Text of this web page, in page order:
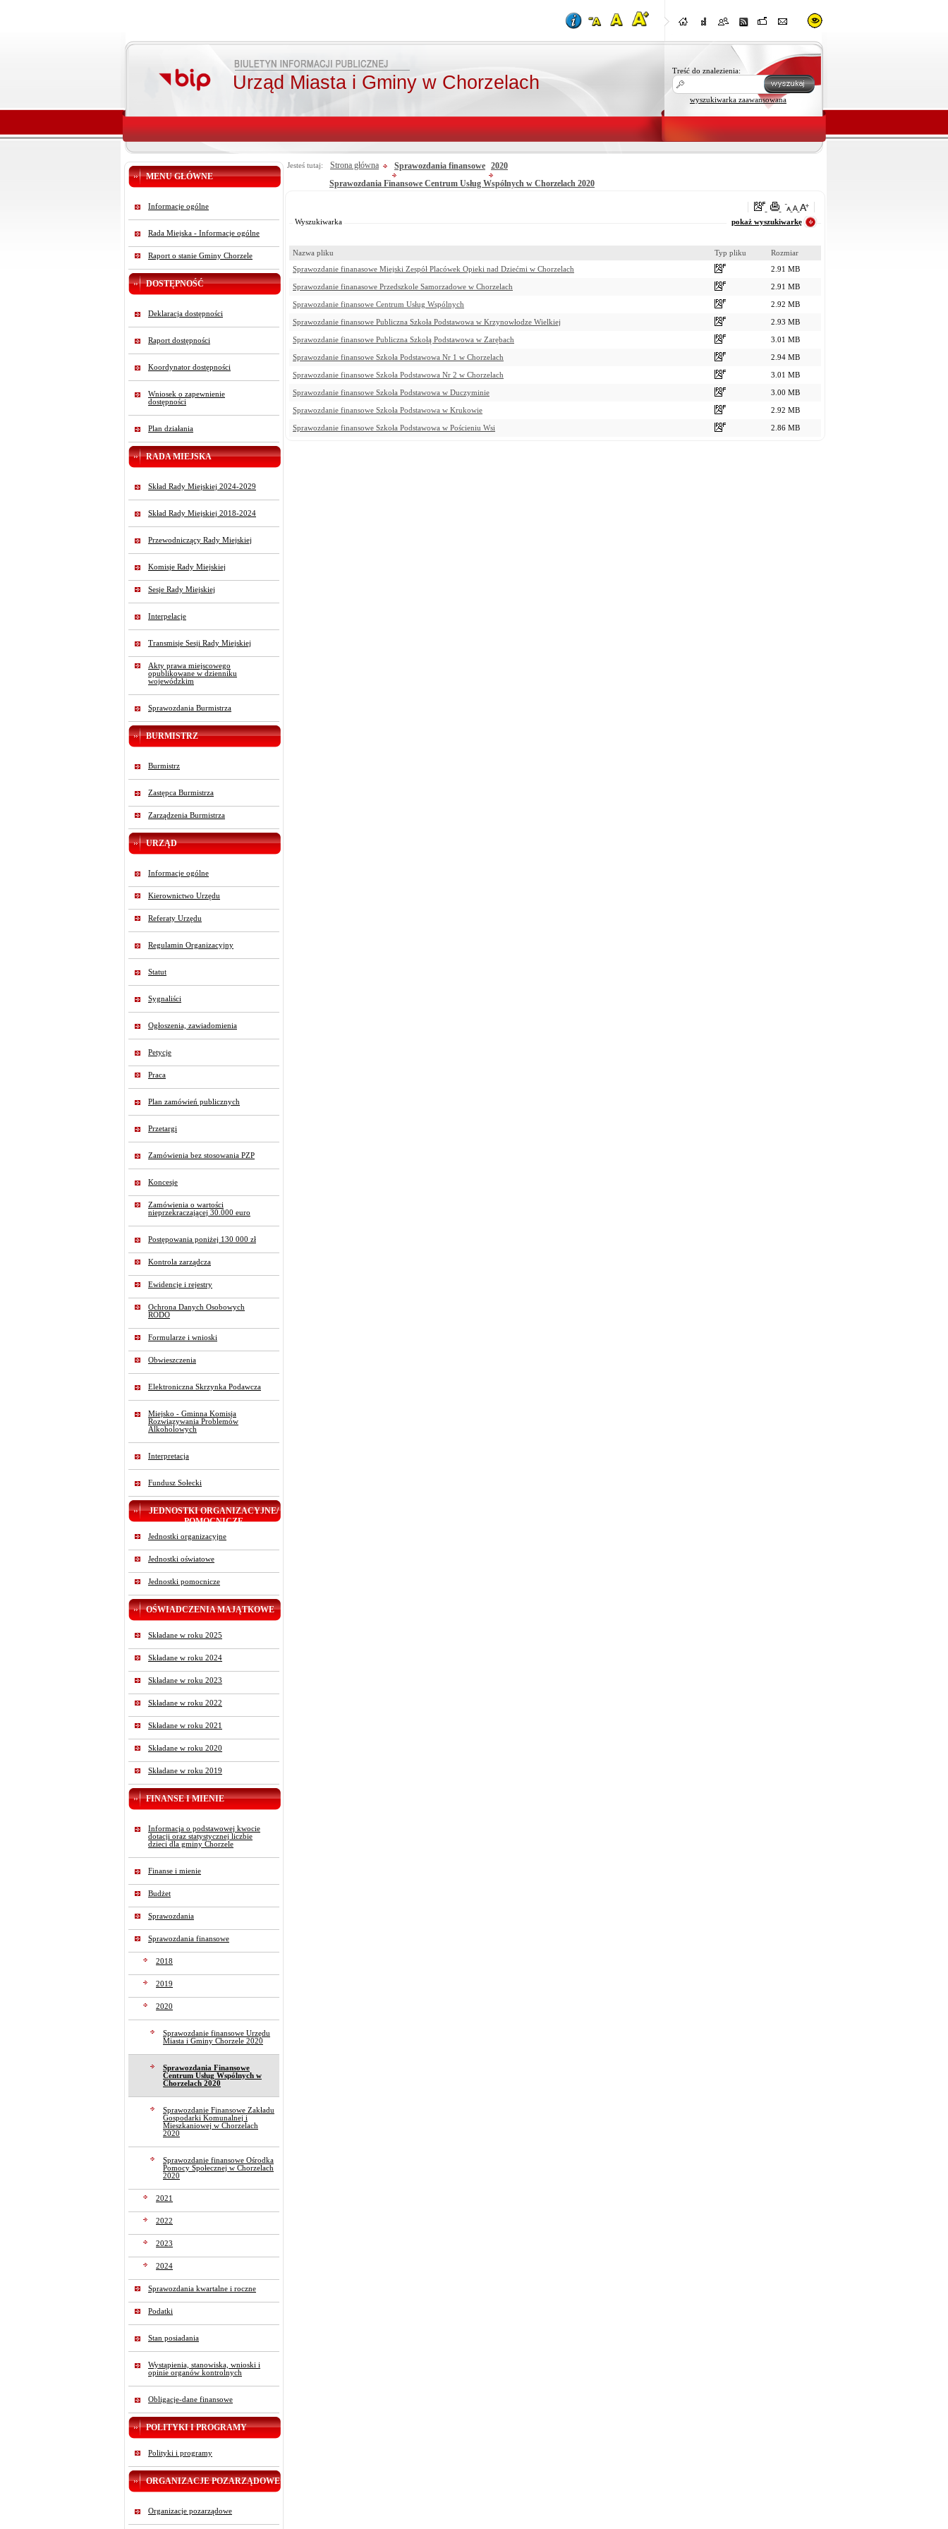
Urząd Miasta i Gminy w Chorzelach
Treść do znalezienia:
wyszukiwarka zaawansowana
MENU GŁÓWNE
Informacje ogólne
Rada Miejska - Informacje ogólne
Raport o stanie Gminy Chorzele
DOSTĘPNOŚĆ
Deklaracja dostępności
Raport dostępności
Koordynator dostępności
Wniosek o zapewnienie
dostępności
Plan działania
RADA MIEJSKA
Skład Rady Miejskiej 2024-2029
Skład Rady Miejskiej 2018-2024
Przewodniczący Rady Miejskiej
Komisje Rady Miejskiej
Sesje Rady Miejskiej
Interpelacje
Transmisje Sesji Rady Miejskiej
Akty prawa miejscowego
opublikowane w dzienniku
wojewódzkim
Sprawozdania Burmistrza
BURMISTRZ
Burmistrz
Zastępca Burmistrza
Zarządzenia Burmistrza
URZĄD
Informacje ogólne
Kierownictwo Urzędu
Referaty Urzędu
Regulamin Organizacyjny
Statut
Sygnaliści
Ogłoszenia, zawiadomienia
Petycje
Praca
Plan zamówień publicznych
Przetargi
Zamówienia bez stosowania PZP
Koncesje
Zamówienia o wartości
nieprzekraczającej 30.000 euro
Postępowania poniżej 130 000 zł
Kontrola zarządcza
Ewidencje i rejestry
Ochrona Danych Osobowych
RODO
Formularze i wnioski
Obwieszczenia
Elektroniczna Skrzynka Podawcza
Miejsko - Gminna Komisja
Rozwiązywania Problemów
Alkoholowych
Interpretacja
Fundusz Sołecki
JEDNOSTKI ORGANIZACYJNE/
POMOCNICZE
Jednostki organizacyjne
Jednostki oświatowe
Jednostki pomocnicze
OŚWIADCZENIA MAJĄTKOWE
Składane w roku 2025
Składane w roku 2024
Składane w roku 2023
Składane w roku 2022
Składane w roku 2021
Składane w roku 2020
Składane w roku 2019
FINANSE I MIENIE
Informacja o podstawowej kwocie
dotacji oraz statystycznej liczbie
dzieci dla gminy Chorzele
Finanse i mienie
Budżet
Sprawozdania
Sprawozdania finansowe
2018
2019
2020
Sprawozdanie finansowe Urzędu
Miasta i Gminy Chorzele 2020
Sprawozdania Finansowe
Centrum Usług Wspólnych w
Chorzelach 2020
Sprawozdanie Finansowe Zakładu
Gospodarki Komunalnej i
Mieszkaniowej w Chorzelach
2020
Sprawozdanie finansowe Ośrodka
Pomocy Społecznej w Chorzelach
2020
2021
2022
2023
2024
Sprawozdania kwartalne i roczne
Podatki
Stan posiadania
Wystąpienia, stanowiska, wnioski i
opinie organów kontrolnych
Obligacje-dane finansowe
POLITYKI I PROGRAMY
Polityki i programy
ORGANIZACJE POZARZĄDOWE
Organizacje pozarządowe
Jesteś tutaj: Strona główna Sprawozdania finansowe 2020
Sprawozdania Finansowe Centrum Usług Wspólnych w Chorzelach 2020
Wyszukiwarka pokaż wyszukiwarkę
Nazwa pliku Typ pliku Rozmiar
Sprawozdanie finanasowe Miejski Zespół Placówek Opieki nad Dziećmi w Chorzelach 2.91 MB
Sprawozdanie finanasowe Przedszkole Samorzadowe w Chorzelach 2.91 MB
Sprawozdanie finansowe Centrum Usług Wspólnych 2.92 MB
Sprawozdanie finansowe Publiczna Szkoła Podstawowa w Krzynowłodze Wielkiej 2.93 MB
Sprawozdanie finansowe Publiczna Szkołą Podstawowa w Zarębach 3.01 MB
Sprawozdanie finansowe Szkoła Podstawowa Nr 1 w Chorzelach 2.94 MB
Sprawozdanie finansowe Szkoła Podstawowa Nr 2 w Chorzelach 3.01 MB
Sprawozdanie finansowe Szkoła Podstawowa w Duczyminie 3.00 MB
Sprawozdanie finansowe Szkoła Podstawowa w Krukowie 2.92 MB
Sprawozdanie finansowe Szkoła Podstawowa w Pościeniu Wsi 2.86 MB